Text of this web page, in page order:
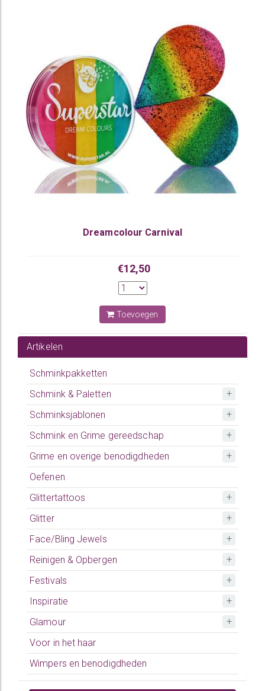
Dreamcolour Carnival
€12,50
Toevoegen
Artikelen
Schminkpakketten
Schmink & Paletten
Schminksjablonen
Schmink en Grime gereedschap
Grime en overige benodigdheden
Oefenen
Glittertattoos
Glitter
Face/Bling Jewels
Reinigen & Opbergen
Festivals
Inspiratie
Glamour
Voor in het haar
Wimpers en benodigdheden